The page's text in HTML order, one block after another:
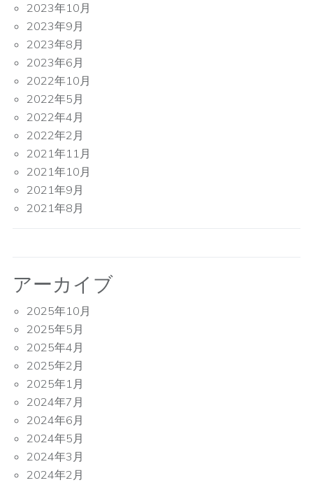
2023年10月
2023年9月
2023年8月
2023年6月
2022年10月
2022年5月
2022年4月
2022年2月
2021年11月
2021年10月
2021年9月
2021年8月
アーカイブ
2025年10月
2025年5月
2025年4月
2025年2月
2025年1月
2024年7月
2024年6月
2024年5月
2024年3月
2024年2月